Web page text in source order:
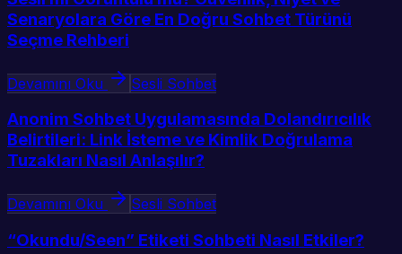
Senaryolara Göre En Doğru Sohbet Türünü
Seçme Rehberi
Devamını Oku Sesli Sohbet
Anonim Sohbet Uygulamasında Dolandırıcılık
Belirtileri: Link İsteme ve Kimlik Doğrulama
Tuzakları Nasıl Anlaşılır?
Devamını Oku Sesli Sohbet
“Okundu/Seen” Etiketi Sohbeti Nasıl Etkiler?